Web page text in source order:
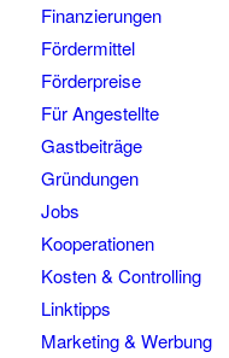
Finanzierungen
Fördermittel
Förderpreise
Für Angestellte
Gastbeiträge
Gründungen
Jobs
Kooperationen
Kosten & Controlling
Linktipps
Marketing & Werbung